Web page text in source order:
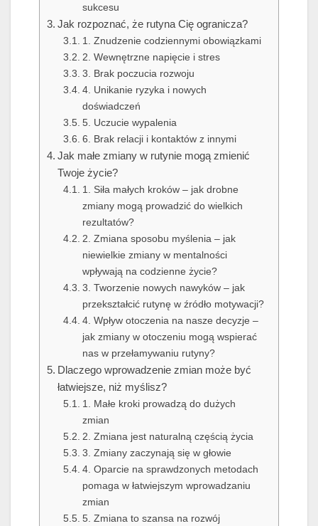
sukcesu
Jak rozpoznać, że rutyna Cię ogranicza?
1. Znudzenie codziennymi obowiązkami
2. Wewnętrzne napięcie i stres
3. Brak poczucia rozwoju
4. Unikanie ryzyka i nowych
doświadczeń
5. Uczucie wypalenia
6. Brak relacji i kontaktów z innymi
Jak małe zmiany w rutynie mogą zmienić
Twoje życie?
1. Siła małych kroków – jak drobne
zmiany mogą prowadzić do wielkich
rezultatów?
2. Zmiana sposobu myślenia – jak
niewielkie zmiany w mentalności
wpływają na codzienne życie?
3. Tworzenie nowych nawyków – jak
przekształcić rutynę w źródło motywacji?
4. Wpływ otoczenia na nasze decyzje –
jak zmiany w otoczeniu mogą wspierać
nas w przełamywaniu rutyny?
Dlaczego wprowadzenie zmian może być
łatwiejsze, niż myślisz?
1. Małe kroki prowadzą do dużych
zmian
2. Zmiana jest naturalną częścią życia
3. Zmiany zaczynają się w głowie
4. Oparcie na sprawdzonych metodach
pomaga w łatwiejszym wprowadzaniu
zmian
5. Zmiana to szansa na rozwój